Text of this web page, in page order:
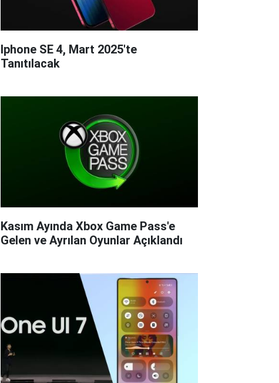
Iphone SE 4, Mart 2025'te
Tanıtılacak
Kasım Ayında Xbox Game Pass'e
Gelen ve Ayrılan Oyunlar Açıklandı